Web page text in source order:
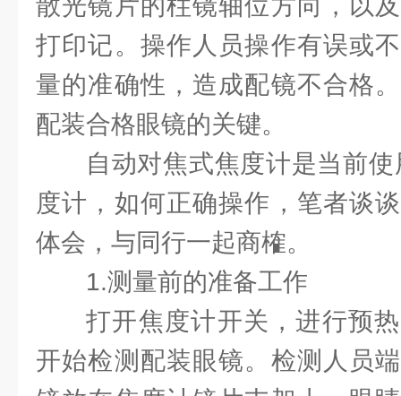
散光镜片的柱镜轴位方向，以
打印记。操作人员操作有误或
量的准确性，造成配镜不合格
配装合格眼镜的关键。
自动对焦式焦度计是当前
度计，如何正确操作，笔者谈
体会，与同行一起商榷。
1.测量前的准备工作
打开焦度计开关，进行预
开始检测配装眼镜。检测人员